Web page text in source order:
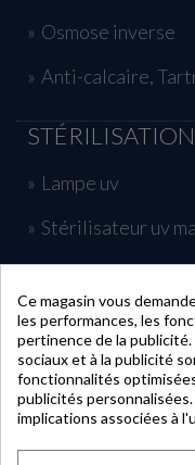
Osmose inverse
Anti-calcaire,
Lampe uv
Stérilisateur uv
Traitement uv
MON COMPTE
Ce magasin vous
les performances, les
pertinence de la
sociaux et à la publicité
fonctionnalités
publicités
implications associées à